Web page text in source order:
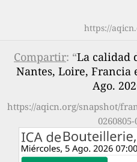
https://
Compartir: “La calidad
Nantes, Loire, Francia
Ago.
https://aqicn.org/snapshot/
0260805-